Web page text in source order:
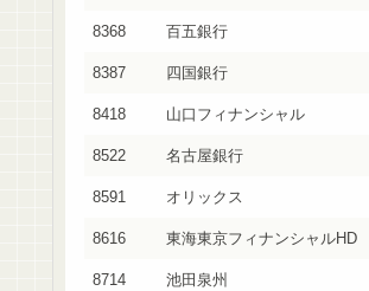
8368 百五銀行
8387 四国銀行
8418 山口フィナンシャル
8522 名古屋銀行
8591 オリックス
8616 東海東京フィナンシャルHD
8714 池田泉州